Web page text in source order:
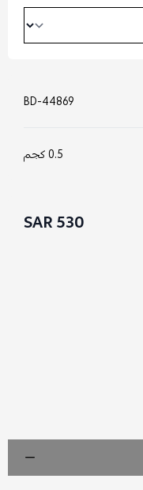
BD-44869
0.5 كجم
530 SAR